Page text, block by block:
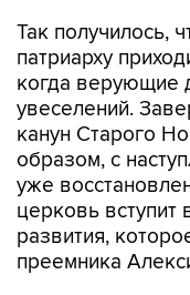
Так получилось,
патриарху
когда верующие
увеселений.
канун Старого
образом, с
уже
церковь вступит
развития,
преемника